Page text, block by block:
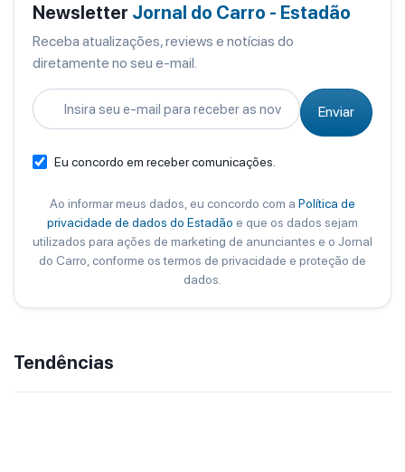
Newsletter Jornal do Carro - Estadão
Receba atualizações, reviews e notícias do
diretamente no seu e-mail.
Enviar
Eu concordo em receber comunicações.
Ao informar meus dados, eu concordo com a Política de
privacidade de dados do Estadão e que os dados sejam
utilizados para ações de marketing de anunciantes e o Jornal
do Carro, conforme os termos de privacidade e proteção de
dados.
Tendências